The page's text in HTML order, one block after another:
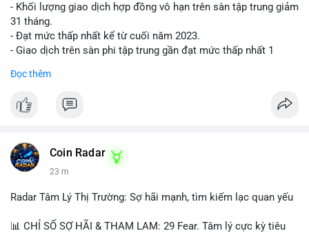
- Khối lượng giao dịch hợp đồng vô hạn trên sàn tập trung giảm
31 tháng.
- Đạt mức thấp nhất kể từ cuối năm 2023.
- Giao dịch trên sàn phi tập trung gần đạt mức thấp nhất 1
#vlikevn #titanbot
Đọc thêm
Coin Radar
23 m
Radar Tâm Lý Thị Trường: Sợ hãi mạnh, tìm kiếm lạc quan yếu
📊 CHỈ SỐ SỢ HÃI & THAM LAM: 29 Fear. Tâm lý cực kỳ tiêu